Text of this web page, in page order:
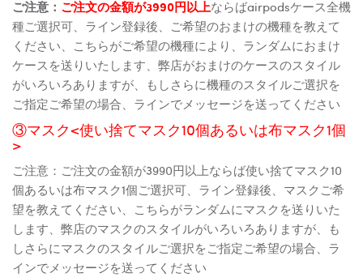
ご注意： ご注文の金額が3990円以上ならばairpodsケース全機
種ご選択可、ライン登録後、ご希望のおまけの機種を教えて
ください、こちらがご希望の機種により、ランダムにおまけ
ケースを送りいたします、弊店がおまけのケースのスタイル
がいろいろありますが、もしさらに機種のスタイルご選択を
ご指定ご希望の場合、ラインでメッセージを送ってください
③マスク<使い捨てマスク10個あるいは布マスク1個
>
ご注意：ご注文の金額が3990円以上ならば使い捨てマスク10
個あるいは布マスク1個ご選択可、ライン登録後、マスクご希
望を教えてください、こちらがランダムにマスクを送りいた
します、弊店のマスクのスタイルがいろいろありますが、も
しさらにマスクのスタイルご選択をご指定ご希望の場合、ラ
インでメッセージを送ってください